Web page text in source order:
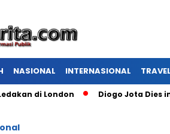
NASIONAL INTERNASIONAL TRAVEL
London Diogo Jota Dies in Car